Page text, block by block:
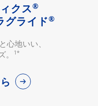
クス®
グライド®
心地いい、
1*